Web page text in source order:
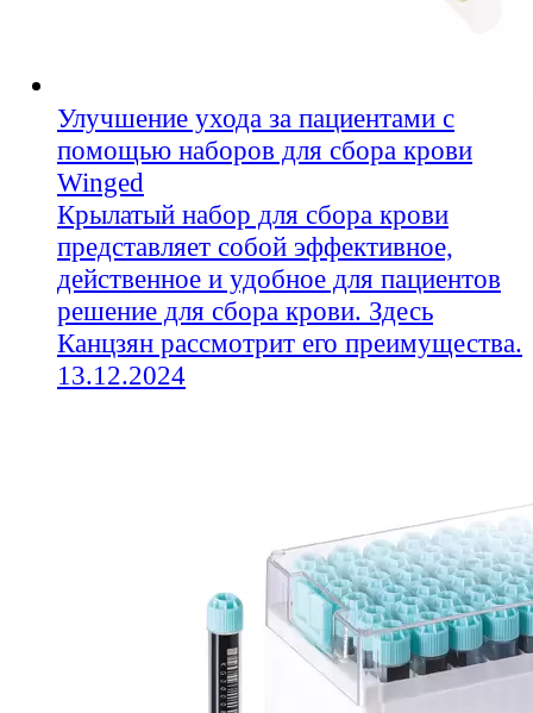
Улучшение ухода за пациентами с
помощью наборов для сбора крови
Winged
Крылатый набор для сбора крови
представляет собой эффективное,
действенное и удобное для пациентов
решение для сбора крови. Здесь
Канцзян рассмотрит его преимущества.
13.12.2024